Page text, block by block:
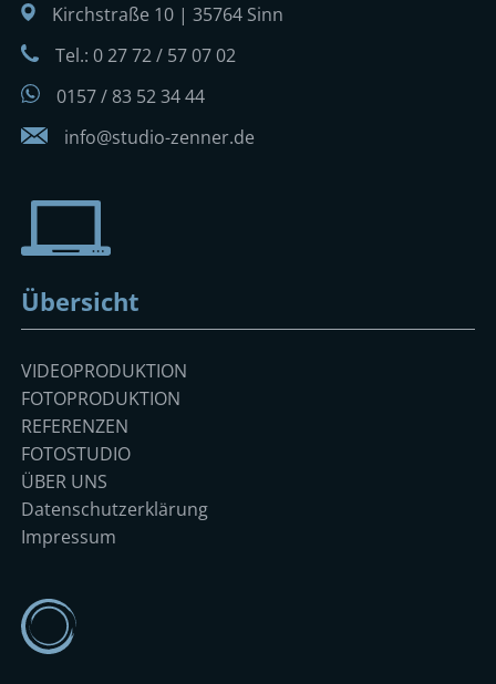
Kirchstraße 10 | 35764 Sinn
Tel.: 0 27 72 / 57 07 02
0157 / 83 52 34 44
info@studio-zenner.de
Übersicht
Navigation
überspringen
VIDEOPRODUKTION
FOTOPRODUKTION
REFERENZEN
FOTOSTUDIO
ÜBER UNS
Datenschutzerklärung
Impressum